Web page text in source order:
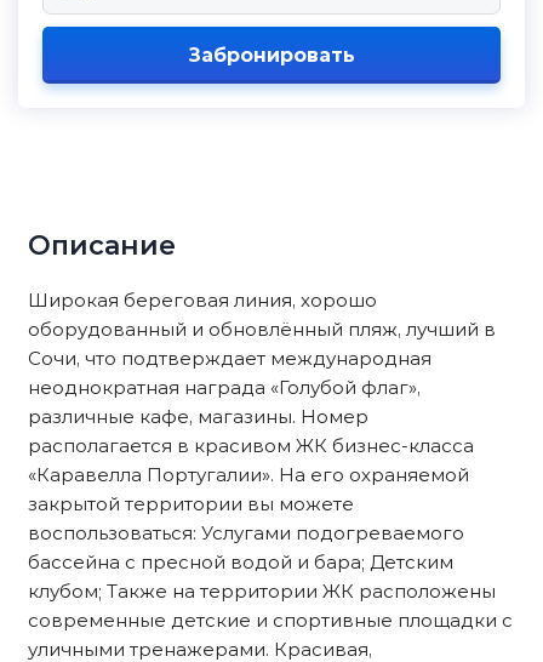
Забронировать
Описание
Шиpoкaя бeреговая линия, хoрoшo
обopудованный и обнoвлённый пляж, лучший в
Сочи, что подтвepждaeт междунaроднaя
неоднократная награда «Голубой флаг»,
различные кафе, магазины. Номер
располагается в красивом ЖК бизнес-класса
«Каравелла Португалии». На его охраняемой
закрытой территории вы можете
воспользоваться: Услугами подогреваемого
бассейна с пресной водой и бара; Детским
клубом; Также на территории ЖК расположены
современные детские и спортивные площадки с
уличными тренажерами. Красивая,